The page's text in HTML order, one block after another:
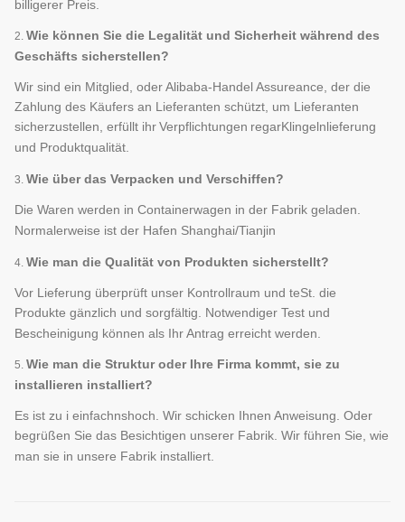
billigerer Preis.
2. Wie können Sie die Legalität und Sicherheit während des
Geschäfts sicherstellen?
Wir sind ein Mitglied, oder Alibaba-Handel Assureance, der die
Zahlung des Käufers an Lieferanten schützt, um Lieferanten
sicherzustellen, erfüllt ihrVerpflichtungen regarKlingelnlieferung
und Produktqualität.
3. Wie über das Verpacken und Verschiffen?
Die Waren werden in Containerwagen in der Fabrik geladen.
Normalerweise ist der Hafen Shanghai/Tianjin
4. Wie man die Qualität von Produkten sicherstellt?
Vor Lieferung überprüft unser Kontrollraum und teSt. die
Produkte gänzlich und sorgfältig. Notwendiger Test und
Bescheinigung können als Ihr Antrag erreicht werden.
5. Wie man die Struktur oder Ihre Firma kommt, sie zu
installieren installiert?
Es ist zu i einfachnshoch. Wir schicken Ihnen Anweisung. Oder
begrüßen Sie das Besichtigen unserer Fabrik. Wir führen Sie, wie
man sie in unsere Fabrik installiert.